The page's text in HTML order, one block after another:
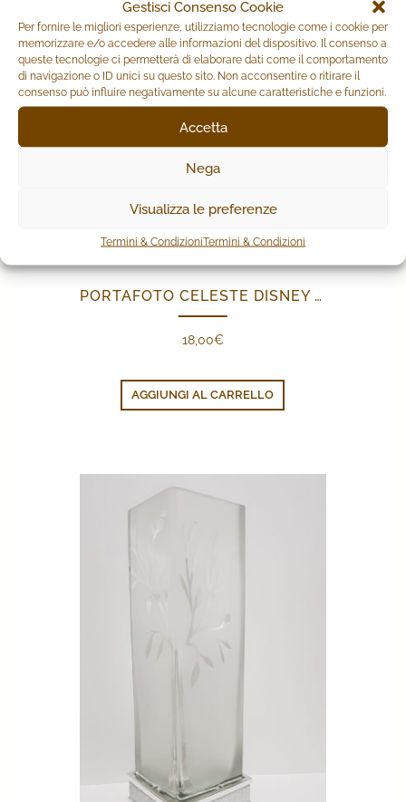
Gestisci Consenso Cookie
Per fornire le migliori esperienze, utilizziamo tecnologie come i cookie per
memorizzare e/o accedere alle informazioni del dispositivo. Il consenso a
queste tecnologie ci permetterà di elaborare dati come il comportamento
di navigazione o ID unici su questo sito. Non acconsentire o ritirare il
consenso può influire negativamente su alcune caratteristiche e funzioni.
Accetta
Nega
Visualizza le preferenze
Termini & CondizioniTermini & Condizioni
PORTAFOTO CELESTE DISNEY BABY
18,00€
AGGIUNGI AL CARRELLO